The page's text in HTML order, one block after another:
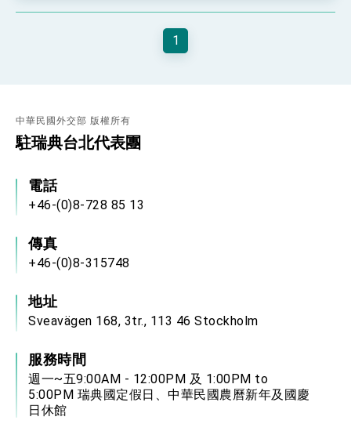
成「臺美對等貿易協定」簽署
卓揆：臺美關稅談判階段性結果有助臺灣取得有
利戰略地位 全力支持「臺美對等貿易協定」簽署
民調顯示多數國人滿意政府外交表現，高度支持
「總合外交」與台歐美日關係深化
會 強調以實力守護台海和平 以決心掌握國家
團結 迎風轉型 穩健前行
總統重要談話
我國政府將在美國亞利桑納州設立「駐鳳凰城辦
事處」，進一步深化台美交流合作
1
中華民國外交部 版權所有
駐瑞典台北代表團
電話
+46-(0)8-728 85 13
傳真
+46-(0)8-315748
地址
Sveavägen 168, 3tr., 113 46 Stockholm
服務時間
週一~五9:00AM - 12:00PM 及 1:00PM to
5:00PM 瑞典國定假日、中華民國農曆新年及國慶
日休館